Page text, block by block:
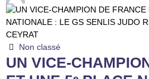
Non classé
UN VICE-